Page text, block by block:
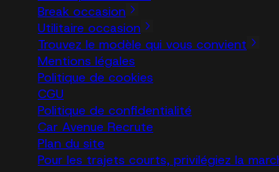
Break occasion
Utilitaire occasion
Trouvez le modèle qui vous convient
Mentions légales
Politique de cookies
CGU
Politique de confidentialité
Car Avenue Recrute
Plan du site
Pour les trajets courts, privilégiez la